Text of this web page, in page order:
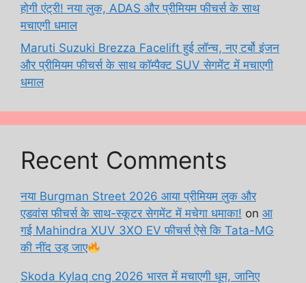
होगी एंट्री! नया लुक, ADAS और प्रीमियम फीचर्स के साथ
मचाएगी धमाल
Maruti Suzuki Brezza Facelift हुई लॉन्च, नए टर्बो इंजन
और प्रीमियम फीचर्स के साथ कॉम्पैक्ट SUV सेगमेंट में मचाएगी
धमाल
Recent Comments
नया Burgman Street 2026 आया प्रीमियम लुक और
एडवांस फीचर्स के साथ-स्कूटर सेगमेंट में मचेगा धमाका! on आ
गई Mahindra XUV 3XO EV फीचर्स ऐसे कि Tata-MG
की नींद उड़ जाए
Skoda Kylaq cng 2026 भारत में मचाएगी धूम, जानिए